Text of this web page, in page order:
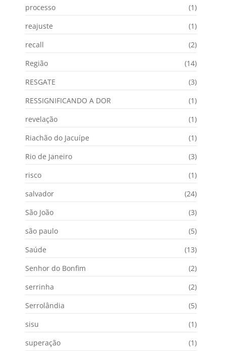
processo
(1)
reajuste
(1)
recall
(2)
Região
(14)
RESGATE
(3)
RESSIGNIFICANDO A DOR
(1)
revelação
(1)
Riachão do Jacuípe
(1)
Rio de Janeiro
(3)
risco
(1)
salvador
(24)
São João
(3)
são paulo
(5)
Saúde
(13)
Senhor do Bonfim
(2)
serrinha
(2)
Serrolândia
(5)
sisu
(1)
superação
(1)